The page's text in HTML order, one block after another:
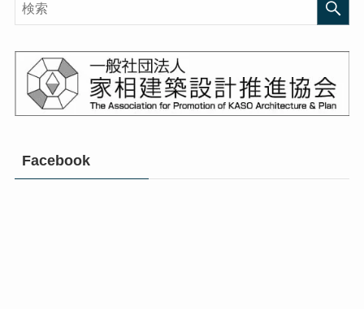
Facebook